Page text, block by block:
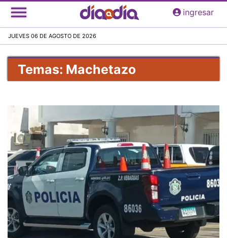
Pasar
al
principal
ingresar
JUEVES 06 DE AGOSTO DE 2026
Temas: Machetazo